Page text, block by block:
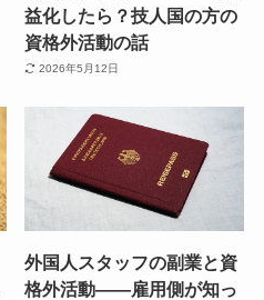
益化したら？技人国の方の
資格外活動の話
2026年5月12日
外国人スタッフの副業と資
格外活動——雇用側が知っ